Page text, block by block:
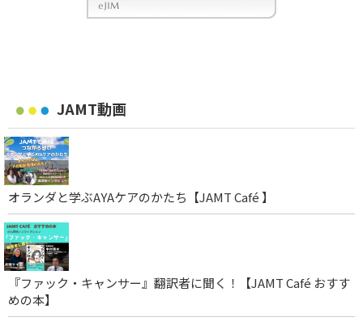
JAMT動画
オランダと学ぶAYAケアのかたち【JAMT Café 】
『ファック・キャンサー』翻訳者に聞く！【JAMT Café おすす
めの本】